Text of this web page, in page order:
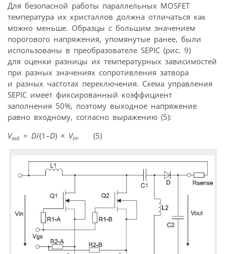
Для безопасной работы параллельных MOSFET
температура их кристаллов должна отличаться как
можно меньше. Образцы с большим значением
порогового напряжения, упомянутые ранее, были
использованы в преобразователе SEPIC (рис. 9)
для оценки разницы их температурных зависимостей
при разных значениях сопротивления затвора
и разных частотах переключения. Схема управления
SEPIC имеет фиксированный коэффициент
заполнения 50%, поэтому выходное напряжение
равно входному, согласно выражению (5):
Vout = D/(1–D) × Vin. (5)